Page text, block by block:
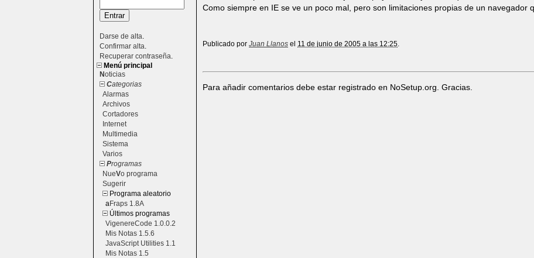
Darse de alta
Confirmar alta
Recuperar contraseña
Menú principal
Noticias
Categorias
Alarmas
Archivos
Cortadores
Internet
Multimedia
Sistema
Varios
Programas
NueVo programa
Sugerir
Programa aleatorio
aFraps 1.8A
Últimos programas
VigenereCode 1.0.0.2
Mis Notas 1.5.6
JavaScript Utilities 1.1
Mis Notas 1.5
Como siempre en IE se ve un poco mal, pero son limitaciones propias de un navegador
Publicado por Juan Llanos el 11 de junio de 2005 a las 12:25
Para añadir comentarios debe estar registrado en NoSetup.org. Gracias.